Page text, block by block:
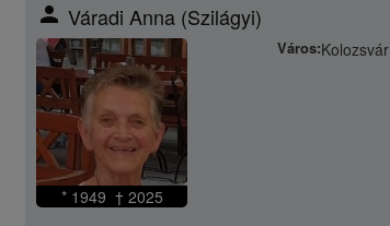
person Váradi Anna (Szilágyi)
* 1949 † 2025
Város:Kolozsvár